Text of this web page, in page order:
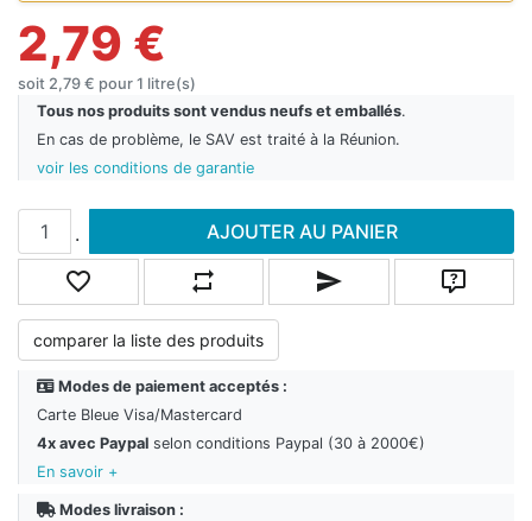
2,79 €
soit 2,79 € pour 1 litre(s)
Tous nos produits sont vendus neufs et emballés.
En cas de problème, le SAV est traité à la Réunion.
voir les conditions de garantie
Ajouter au panier
. AJOUTER AU PANIER
Ajouter à la liste de souhaitsAjouter à la liste de comparaison
Envoyer un email à un ami
Poser
comparer la liste des produits
Modes de paiement acceptés :
Carte Bleue Visa/Mastercard
4x avec Paypal selon conditions Paypal (30 à 2000€)
En savoir +
Modes livraison :